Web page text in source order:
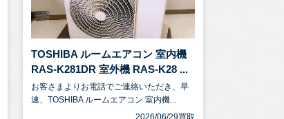
TOSHIBA ルームエアコン 室内機
RAS-K281DR 室外機 RAS-K28 ...
お客さまよりお電話でご連絡いただき、早
速、TOSHIBA ルームエアコン 室内機...
2026/06/29買取